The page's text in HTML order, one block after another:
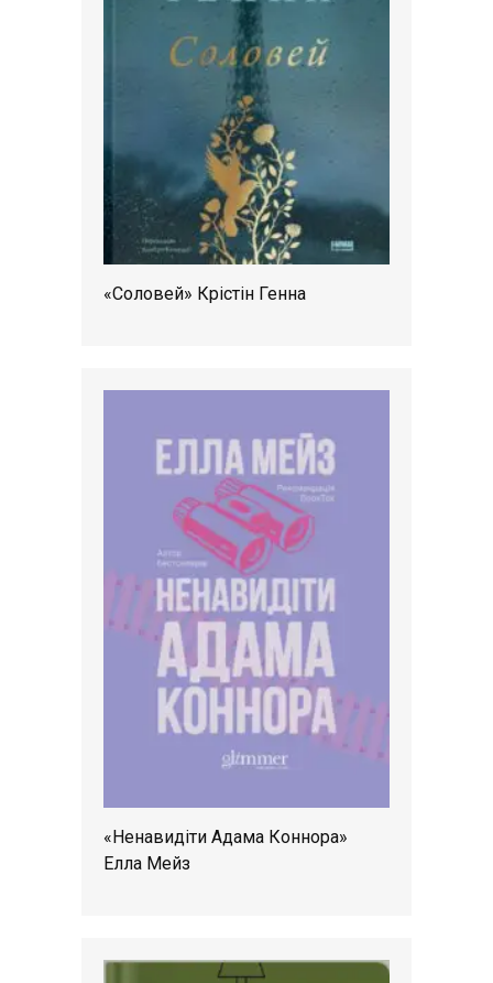
«Соловей» Крістін Генна
«Ненавидіти Адама Коннора»
Елла Мейз